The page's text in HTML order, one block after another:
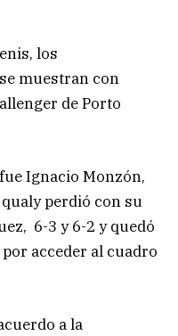
los
muestran con
de Porto
Ignacio Monzón,
perdió con su
6-3 y 6-2 y quedó
acceder al cuadro
a la